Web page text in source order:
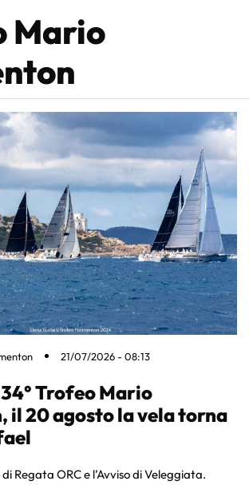
Mario
21/07/2026 - 08:13
Trofeo Mario
il 20 agosto la vela torna
Regata ORC e l’Avviso di Veleggiata.